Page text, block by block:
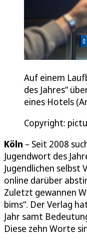
Auf einem
des Jahres“
eines Hotels
Copyright:
Köln – Seit 2008
Jugendwort des
Jugendlichen selbst
online darüber
Zuletzt gewannen
bims“. Der Verlag
Jahr samt
Diese zehn Worte